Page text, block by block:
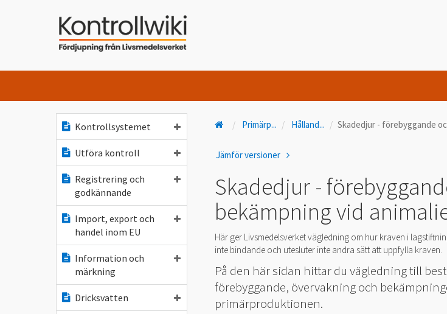
Kontrollsystemet
Utföra kontroll
Registrering och
godkännande
Import, export och
handel inom EU
Information och
märkning
Dricksvatten
Primärp... Hålland... Skadedjur - förebyggande
Jämför versioner
Skadedjur -
bekämpning vid
Här ger Livsmedelsverket vägledning om hur kraven i
inte bindande och utesluter inte andra sätt att uppfylla kraven.
På den här sidan hittar du vägledning till
förebyggande, övervakning och
primärproduktionen.